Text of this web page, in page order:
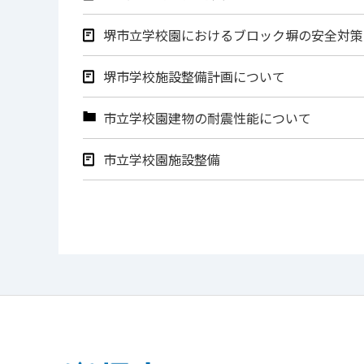
堺市立学校園におけるブロック塀の安全対
堺市学校施設整備計画について
市立学校園建物の耐震性能について
市立学校園施設整備